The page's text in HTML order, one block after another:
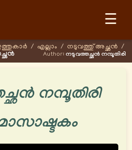
☰
/ എല്ലാം / നടുവത്തു് അച്ഛന്‍ /
Author: നടുവത്തച്ഛന്‍ നമ്പൂതിരി
നമ്പൂതിരി